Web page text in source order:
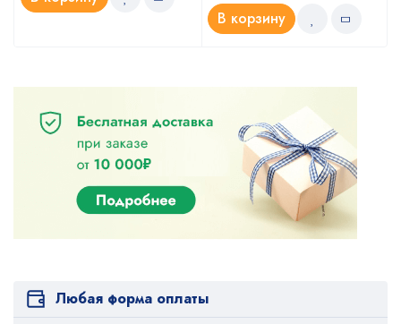
В корзину
Любая форма оплаты